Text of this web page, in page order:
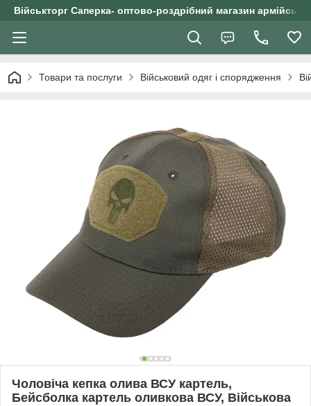
Військторг Саперка- оптово-роздрібний магазин
Товари та послуги Військовий одяг і спорядження
Чоловіча кепка олива ВСУ картель,
Бейсболка картель оливкова ВСУ, Військова